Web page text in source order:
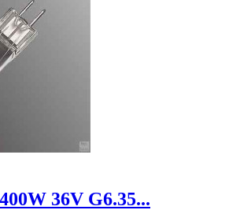
36V G6.35...